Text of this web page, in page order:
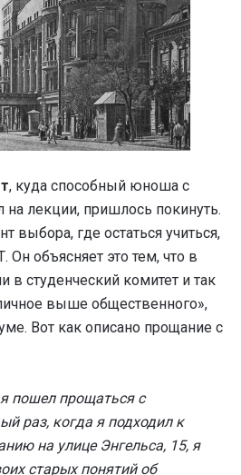
, куда способный юноша с
на лекции, пришлось покинуть.
выбора, где остаться учиться,
объясняет это тем, что в
в студенческий комитет и так
выше общественного»,
Вот как описано прощание с
пошел прощаться с
раз, когда я подходил к
на улице Энгельса, 15, я
старых понятий об